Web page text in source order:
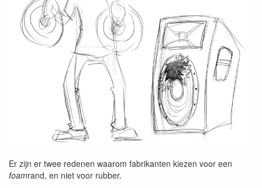
Er zijn er twee redenen waarom fabrikanten kiezen voor een
foamrand, en niet voor rubber.